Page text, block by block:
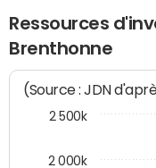
Ressources
Brenthonne
(Source : JDN
2 000k
2 500k